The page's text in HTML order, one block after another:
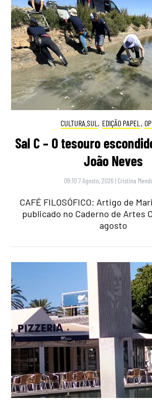
CULTURA.SUL , EDIÇÃO PAPEL ,
Sal C – O tesouro
João Neves
09:10 7 Agosto, 2026 | Cristina
CAFÉ FILOSÓFICO: Artigo de
publicado no Caderno de Artes
agosto